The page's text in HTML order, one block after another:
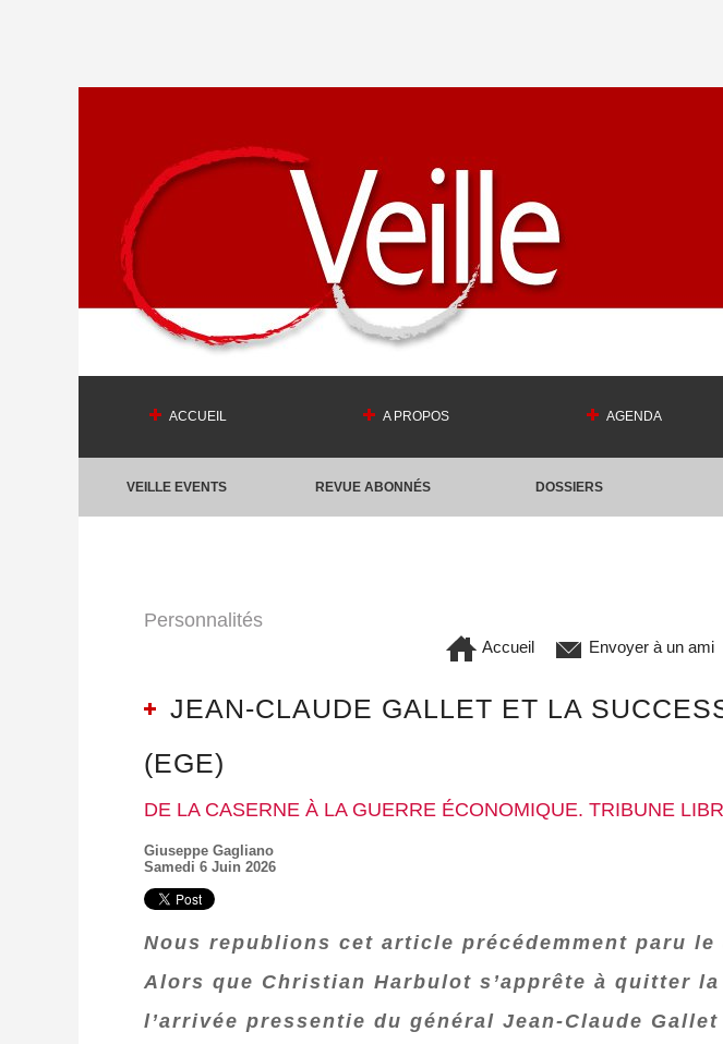
ACCUEIL A PROPOS AGENDA
VEILLE EVENTS REVUE ABONNÉS DOSSIERS
Personnalités
Accueil Envoyer à un ami
JEAN-CLAUDE GALLET ET LA
(EGE)
DE LA CASERNE À LA GUERRE ÉCONOMIQUE. TRIBUNE
Giuseppe Gagliano
Samedi 6 Juin 2026
Nous republions cet article précédemment paru le
Alors que Christian Harbulot s’apprête à quitter
l’arrivée pressentie du général Jean‑Claude